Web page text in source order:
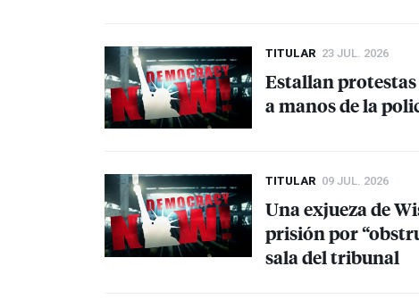
TITULAR 23 JUL. 2026
Estallan
a manos de la
TITULAR 09 JUL. 2026
Una exjueza de
prisión por
sala del tribunal